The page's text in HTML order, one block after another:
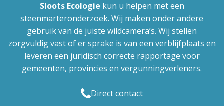
Sloots Ecologie kun u helpen met een
steenmarteronderzoek. Wij maken onder andere
gebruik van de juiste wildcamera’s. Wij stellen
zorgvuldig vast of er sprake is van een verblijfplaats en
leveren een juridisch correcte rapportage voor
gemeenten, provincies en vergunningverleners.
Direct contact